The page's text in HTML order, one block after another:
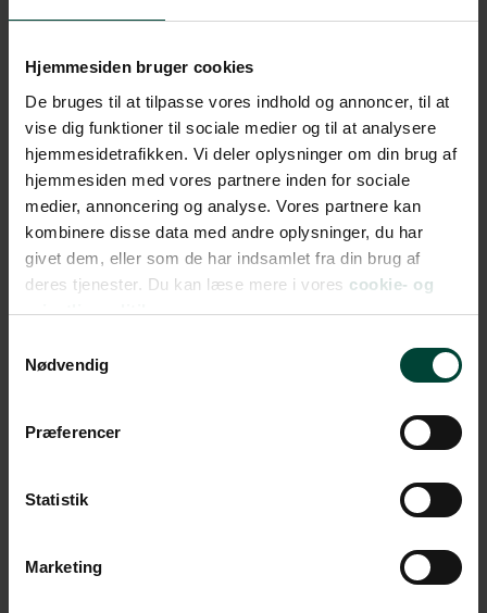
Hjemmesiden bruger cookies
De bruges til at tilpasse vores indhold og annoncer, til at
vise dig funktioner til sociale medier og til at analysere
hjemmesidetrafikken. Vi deler oplysninger om din brug af
hjemmesiden med vores partnere inden for sociale
medier, annoncering og analyse. Vores partnere kan
kombinere disse data med andre oplysninger, du har
givet dem, eller som de har indsamlet fra din brug af
deres tjenester. Du kan læse mere i vores cookie- og
privatlivspolitik.
Nødvendig
Præferencer
Statistik
Marketing
Kolonihistorie påDe
Vestindiske Øer
Oplev De Dansk Vestindiske Øer – et stykke dansk
historie i det Caribiske Hav. De tre øer St. Thomas, St.
overnaturlige skønhed med turkisfarvede vand, hvide
sandstrande og farverige byer samt en spændende
danskere.
charmerende Charlotte Amalie, hvor danske